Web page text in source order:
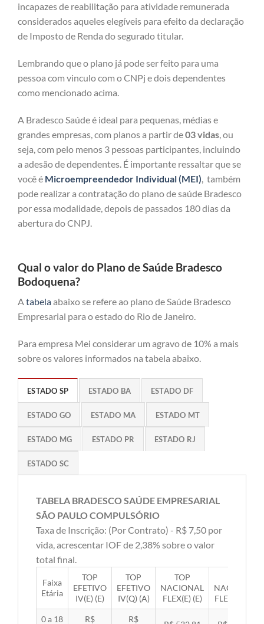
incapazes de reabilitação para atividade remunerada
considerados aqueles elegíveis para efeito da declaração
de Imposto de Renda do segurado titular.
Lembrando que o plano já pode ser feito para uma
pessoa com vinculo com o CNPj e dois dependentes
como mencionado acima.
A Bradesco Saúde é ideal para pequenas, médias e
grandes empresas, com planos a partir de03 vidas, ou
seja, com pelo menos 3 pessoas participantes, incluindo
a adesão de dependentes. É importante ressaltar que se
você é Microempreendedor Individual (MEI), também
pode realizar a contratação do plano de saúde Bradesco
por essa modalidade, depois de passados 180 dias da
abertura do CNPJ.
Qual o valor do Plano de Saúde Bradesco
Bodoquena?
Atabelaabaixo se refere ao plano de Saúde Bradesco
Empresarial para o estado do Rio de Janeiro.
Para empresa Mei considerar um agravo de 10% a mais
sobre os valores informados na tabela abaixo.
ESTADO SP ESTADO BA ESTADO DF
ESTADO GO ESTADO MA ESTADO MT
ESTADO MG ESTADO PR ESTADO RJ
ESTADO SC
TABELA BRADESCO SAÚDE EMPRESARIAL
SÃO PAULO COMPULSÓRIO
Taxa de Inscrição: (Por Contrato) - R$ 7,50 por
vida, acrescentar IOF de 2,38% sobre o valor
total final.
Faixa
Etária
TOP
EFETIVO
IV(E) (E)
TOP
EFETIVO
IV(Q) (A)
TOP
NACIONAL
FLEX(E) (E)
NACIONAL
FLEX(Q) (A)
0 a 18 R$ R$